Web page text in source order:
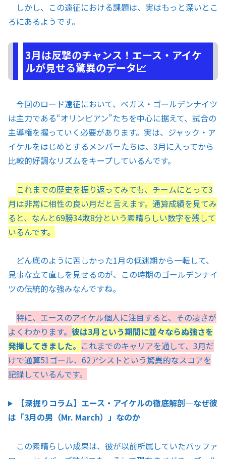
しかし、この遠征における課題は、実はもっと深いとこ
ろにあるようです。
3月は反撃のチャンス！エース・アイケ
ルが見せる驚異のデータ📈
今回のロード遠征において、ベガス・ゴールデンナイツ
は主力である“オリンピアン”たちを中心に据えて、試合の
主導権を握っていく必要があります。実は、ジャック・ア
イケルをはじめとするメンバーたちは、3月に入ってから
比較的好調なリズムをキープしているんです。
これまでの歴史を振り返ってみても、チームにとって3
月は非常に相性の良い月だと言えます。通算成績を見てみ
ると、なんと69勝34敗8分という素晴らしい数字を残して
いるんです。
どん底のように苦しかった1月の低迷期から一転して、
見事な立て直しを見せるのが、この時期のゴールデンナイ
ツの伝統的な強みなんですね。
特に、エースのアイケル個人に注目すると、その凄さが
よくわかります。 彼は3月という期間に並々ならぬ強さを
発揮してきました。 これまでのキャリアを通して、3月だ
けで通算51ゴール、62アシストという驚異的なスコアを
記録しているんです。
【深掘りコラム】エース・アイケルの徹底解剖―なぜ彼
は「3月の男（Mr. March）」なのか
この素晴らしい成果は、彼が以前所属していたバッファ